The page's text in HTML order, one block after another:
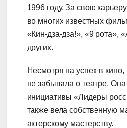
1996 году. За свою
во многих известных
«Кин-дза-дза!», «9 рота»,
других.
Несмотря на успех в
не забывала о театре.
инициативы «Лидеры
также вела собственную
актерскому мастерству.